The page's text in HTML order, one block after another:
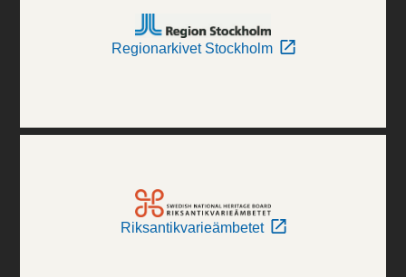
Regionarkivet Stockholm
Riksantikvarieämbetet